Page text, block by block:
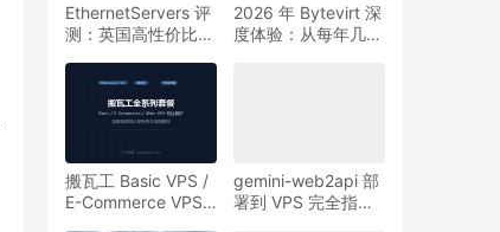
EthernetServers 评
测：英国高性价比
实测，是否值得入
2026 年 Bytevirt 深
度体验：从每年几美
搬瓦工 Basic VPS /
E-Commerce VPS /
gemini-web2api 部
署到 VPS 完全指